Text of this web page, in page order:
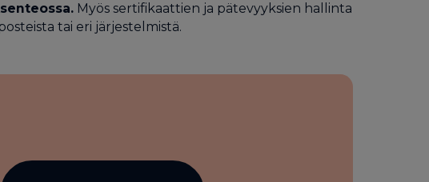
Myös sertifikaattien ja pätevyyksien hallinta
tai eri järjestelmistä.